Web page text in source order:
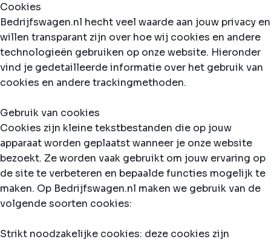
Cookies
Bedrijfswagen.nl hecht veel waarde aan jouw privacy en
willen transparant zijn over hoe wij cookies en andere
technologieën gebruiken op onze website. Hieronder
vind je gedetailleerde informatie over het gebruik van
cookies en andere trackingmethoden.
Gebruik van cookies
Cookies zijn kleine tekstbestanden die op jouw
apparaat worden geplaatst wanneer je onze website
bezoekt. Ze worden vaak gebruikt om jouw ervaring op
de site te verbeteren en bepaalde functies mogelijk te
maken. Op Bedrijfswagen.nl maken we gebruik van de
volgende soorten cookies:
Strikt noodzakelijke cookies: deze cookies zijn